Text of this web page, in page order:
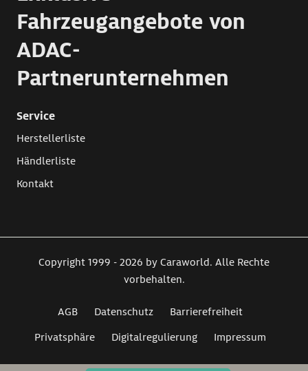
Fahrzeugangebote von
ADAC-
Partnerunternehmen
Service
Herstellerliste
Händlerliste
Kontakt
Copyright 1999 - 2026 by Caraworld. Alle Rechte
vorbehalten.
AGB Datenschutz
Barrierefreiheit
Privatsphäre
Digitalregulierung Impressum